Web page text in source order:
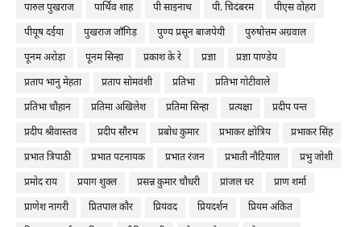
पारुल पुखराज
पार्थिव शाह पी साइनाथ पी. चिदंबरम
पीएस वोहरा
पीयूष दईया
पुखराज जाँगिड़ पुण्य प्रसून बाजपेयी
पुरुषोत्तम अग्रवाल
पूनम अरोड़ा
पूनम सिन्हा प्रकाश के रे प्रज्ञा
प्रज्ञा पाण्डेय
प्रताप भानु मेहता
प्रताप सोमवंशी प्रतिभा
प्रतिभा गोटीवाले
प्रतिभा चौहान
प्रतिमा अखिलेश प्रतिमा सिन्हा प्रत्यक्षा
प्रदीप पन्त
प्रदीप श्रीवास्तव
प्रदीप सौरभ प्रबोध कुमार प्रभाकर क्षोत्रिय
प्रभाकर सिंह
प्रभात त्रिपाठी
प्रभात पटनायक प्रभात रंजन प्रभाती नौटियाल
प्रभु जोशी
प्रमोद राय
प्रयाग शुक्ल प्रसन्न कुमार चौधरी प्रांजल धर
प्राण शर्मा
प्राणेश नागरी
प्रितपाल कौर प्रियंवद प्रियदर्शन
प्रियम अंकित